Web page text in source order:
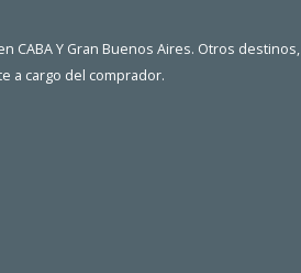
CABA Y Gran Buenos Aires. Otros destinos,
a cargo del comprador.